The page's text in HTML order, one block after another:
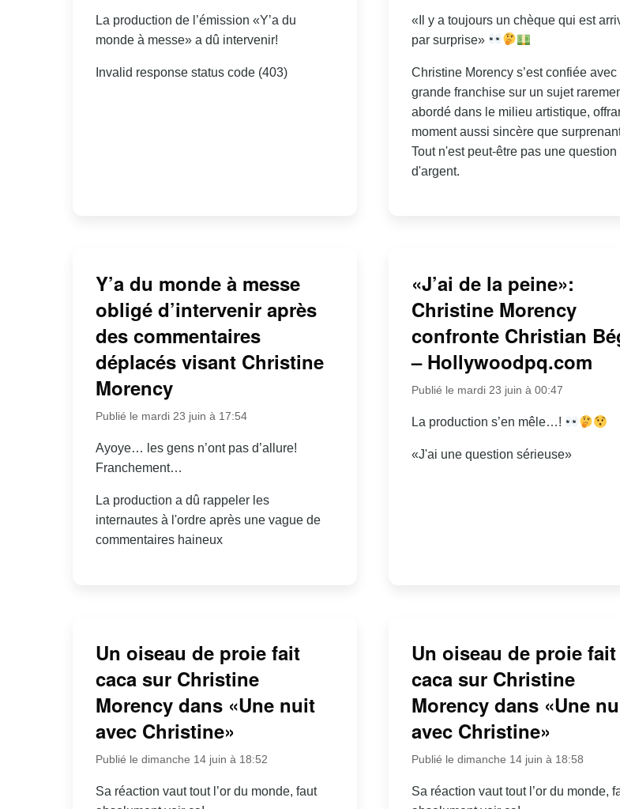
La production de l’émission «Y’a du
monde à messe» a dû intervenir!
Invalid response status code (403)
«Il y a toujours un chèque qui est
par surprise»
Christine Morency s’est confiée avec
grande franchise sur un sujet
abordé dans le milieu artistique,
moment aussi sincère que
Tout n'est peut-être pas une question
d'argent.
Y’a du monde à messe
obligé d’intervenir après
des commentaires
déplacés visant Christine
Morency
Publié le mardi 23 juin à 17:54
Ayoye… les gens n’ont pas d’allure!
Franchement…
La production a dû rappeler les
internautes à l'ordre après une vague de
commentaires haineux
«J’ai de la peine»:
Christine Morency
confronte Christian
– Hollywoodpq.com
Publié le mardi 23 juin à 00:47
La production s’en mêle…!
«J'ai une question sérieuse»
Un oiseau de proie fait
caca sur Christine
Morency dans «Une nuit
avec Christine»
Publié le dimanche 14 juin à 18:52
Sa réaction vaut tout l’or du monde, faut
Un oiseau de proie fait
caca sur Christine
Morency dans «Une
avec Christine»
Publié le dimanche 14 juin à 18:58
Sa réaction vaut tout l’or du monde,